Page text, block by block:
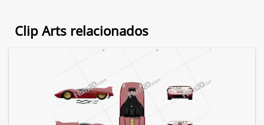
Clip Arts relacionados